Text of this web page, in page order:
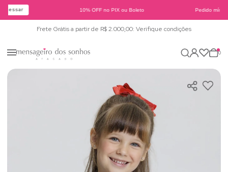
10% OFF no PIX ou Boleto Pedido
Frete Grátis a partir de R$ 2.000,00: Verifique condições
0